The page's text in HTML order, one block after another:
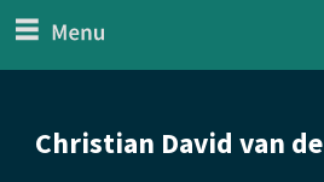
Generaal
Christian David van